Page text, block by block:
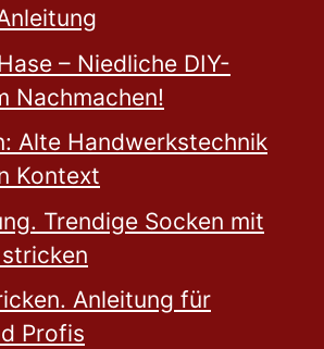
– Niedliche DIY-
Nachmachen!
Alte Handwerkstechnik
Kontext
Trendige Socken mit
Anleitung für
Profis